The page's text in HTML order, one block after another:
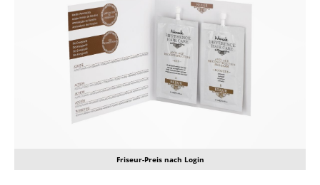
Friseur-Preis nach Login